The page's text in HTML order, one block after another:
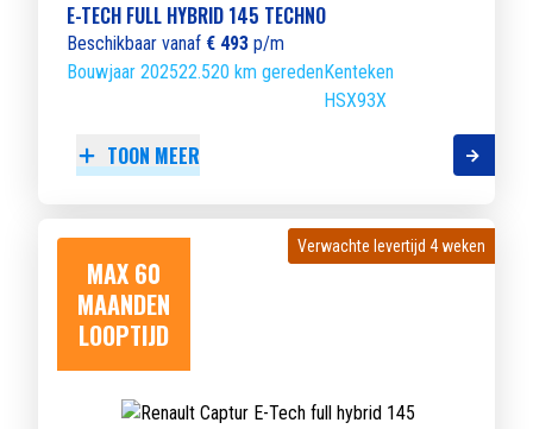
E-TECH FULL HYBRID 145 TECHNO
Beschikbaar vanaf € 493 p/m
Bouwjaar 202522.520 km geredenKenteken
HSX93X
TOON MEER
MAX 60
MAANDEN
LOOPTIJD
Verwachte levertijd 4 weken
Verwachte levertijd 4 weken